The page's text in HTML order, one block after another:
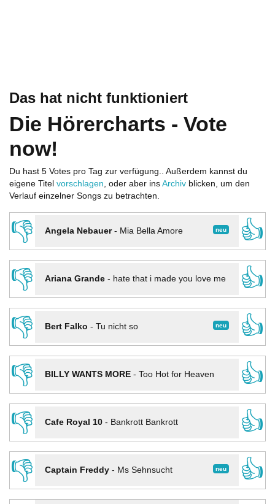
Das hat nicht funktioniert
Die Hörercharts - Vote
now!
Du hast 5 Votes pro Tag zur verfügung.. Außerdem kannst du
eigene Titel vorschlagen, oder aber ins Archiv blicken, um den
Verlauf einzelner Songs zu betrachten.
👎 neu
Angela Nebauer- Mia Bella Amore
👍
👎
Ariana Grande- hate that i made you love me
👍
👎
neu
Bert Falko - Tu nicht so
👍
👎
BILLY WANTS MORE- Too Hot for Heaven
👍
👎
Cafe Royal 10- Bankrott Bankrott
👍
👎
neu
Captain Freddy- Ms Sehnsucht
👍